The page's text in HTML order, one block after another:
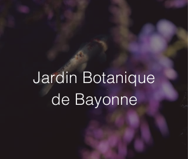
Jardin Botanique
de Bayonne